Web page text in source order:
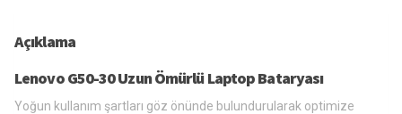
Açıklama
Lenovo G50-30 Uzun Ömürlü Laptop Bataryası
Yoğun kullanım şartları göz önünde bulundurularak optimize